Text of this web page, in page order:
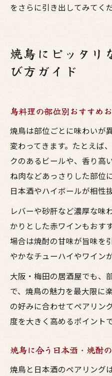
をさらに引き出してみてく
焼鳥にピッタリ
び方ガイド
鳥料理の部位別おすすめ
焼鳥は部位ごとに味わいが
変わってきます。たとえば
クのあるビールや、香り高
ね肉などあっさりした部位
日本酒やハイボールが相性
レバーや砂肝など濃厚な味
かりとした赤ワインもおす
場合は焼酎の甘味が旨味を
やかなチューハイやワイン
大阪・梅田の居酒屋でも、
で、焼鳥の魅力を最大限に
の好みに合わせてペアリン
度を大きく高めるポイントで
焼鳥に合う日本酒・焼酎
焼鳥と日本酒のペアリング